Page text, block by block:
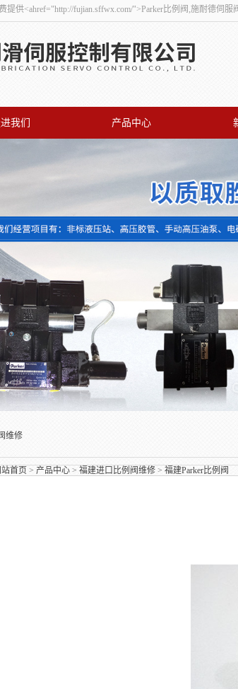
供<ahref="http://fujian.sffwx.com/">Parker比例阀,施耐德伺
我们 产品中心
维修
首页 > 产品中心 > 福建进口比例阀维修 > 福建Parker比例阀